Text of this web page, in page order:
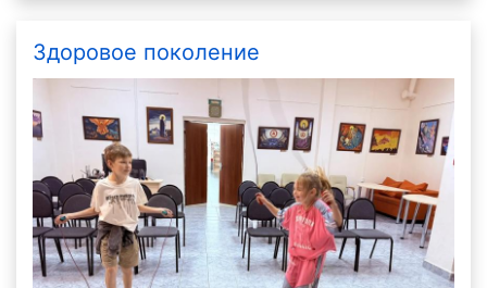
Здоровое поколение